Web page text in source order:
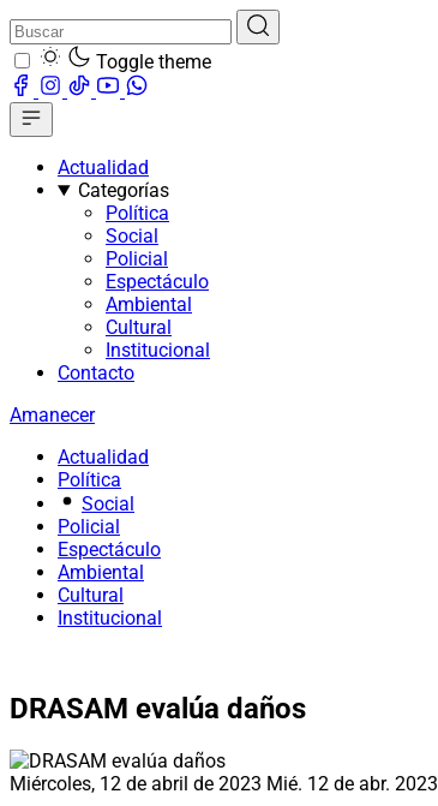
Toggle theme
Actualidad
Categorías
Política
Social
Policial
Espectáculo
Ambiental
Cultural
Institucional
Contacto
Amanecer
Actualidad
Política
Social
Policial
Espectáculo
Ambiental
Cultural
Institucional
DRASAM evalúa daños
Miércoles, 12 de abril de 2023 Mié. 12 de abr. 2023